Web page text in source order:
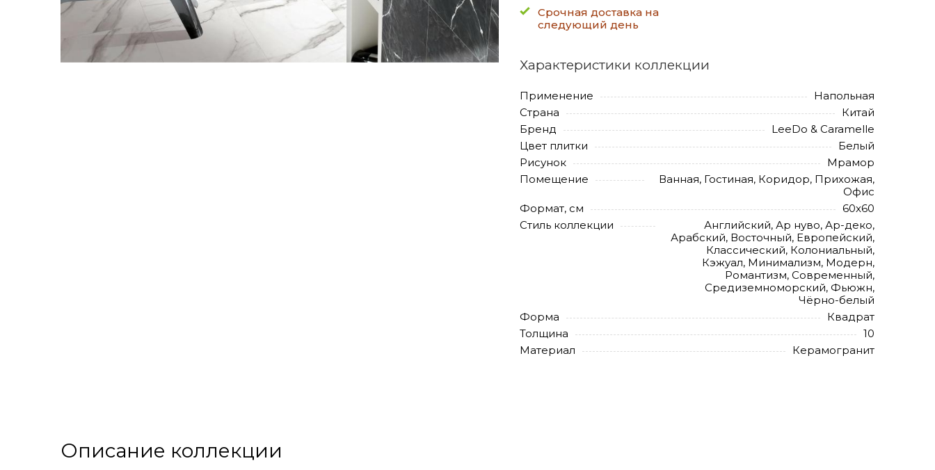
Срочная доставка на
следующий день
Характеристики коллекции
Применение
Напольная
Страна
Китай
Бренд
LeeDo & Caramelle
Цвет плитки
Белый
Рисунок
Мрамор
Помещение
Ванная, Гостиная, Коридор, Прихожая,
Офис
Формат, см
60x60
Стиль коллекции
Английский, Ар нуво, Ар-деко,
Арабский, Восточный, Европейский,
Классический, Колониальный,
Кэжуал, Минимализм, Модерн,
Романтизм, Современный,
Средиземноморский, Фьюжн,
Чёрно-белый
Форма
Квадрат
Толщина
10
Материал
Керамогранит
Описание коллекции